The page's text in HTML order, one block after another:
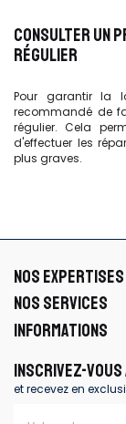
CONSULTER UN
RÉGULIER
Pour garantir la
recommandé de
régulier. Cela
d'effectuer les
plus graves.
NOS EXPERTISES
NOS SERVICES
INFORMATIONS
INSCRIVEZ-
et recevez en